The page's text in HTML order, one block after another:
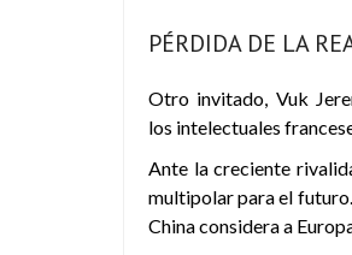
PÉRDIDA DE LA
Otro invitado, Vuk
los intelectuales
Ante la creciente
multipolar para el futuro.
China considera a